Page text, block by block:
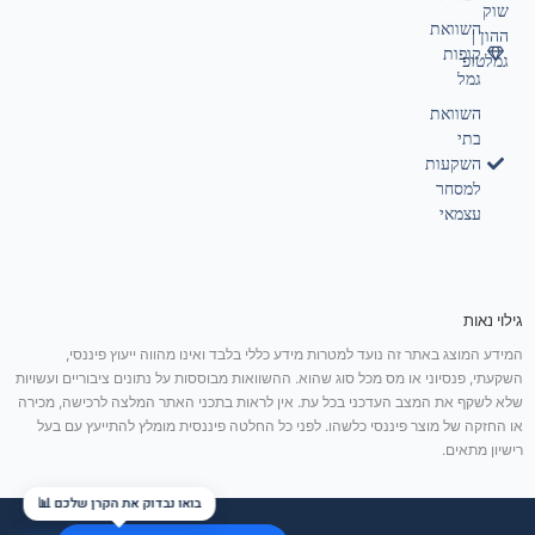
השוואת
קופות
גמל
השוואת
בתי
השקעות
למסחר
עצמאי
שוק
ההון |
גמלטופ
גילוי נאות
המידע המוצג באתר זה נועד למטרות מידע כללי בלבד ואינו מהווה ייעוץ פיננסי,
השקעתי, פנסיוני או מס מכל סוג שהוא. ההשוואות מבוססות על נתונים ציבוריים ועשויות
שלא לשקף את המצב העדכני בכל עת. אין לראות בתכני האתר המלצה לרכישה, מכירה
או החזקה של מוצר פיננסי כלשהו. לפני כל החלטה פיננסית מומלץ להתייעץ עם בעל
רישיון מתאים.
בואו נבדוק את הקרן שלכם 📊